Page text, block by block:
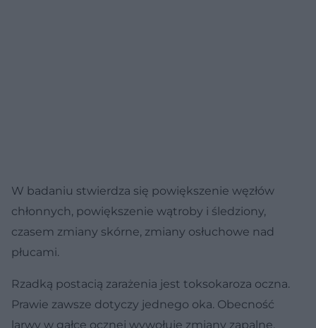
W badaniu stwierdza się powiększenie węzłów
chłonnych, powiększenie wątroby i śledziony,
czasem zmiany skórne, zmiany osłuchowe nad
płucami.
Rzadką postacią zarażenia jest toksokaroza oczna.
Prawie zawsze dotyczy jednego oka. Obecność
larwy w gałce ocznej wywołuje zmiany zapalne,